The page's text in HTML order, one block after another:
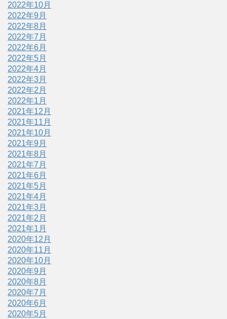
2022年10月
2022年9月
2022年8月
2022年7月
2022年6月
2022年5月
2022年4月
2022年3月
2022年2月
2022年1月
2021年12月
2021年11月
2021年10月
2021年9月
2021年8月
2021年7月
2021年6月
2021年5月
2021年4月
2021年3月
2021年2月
2021年1月
2020年12月
2020年11月
2020年10月
2020年9月
2020年8月
2020年7月
2020年6月
2020年5月